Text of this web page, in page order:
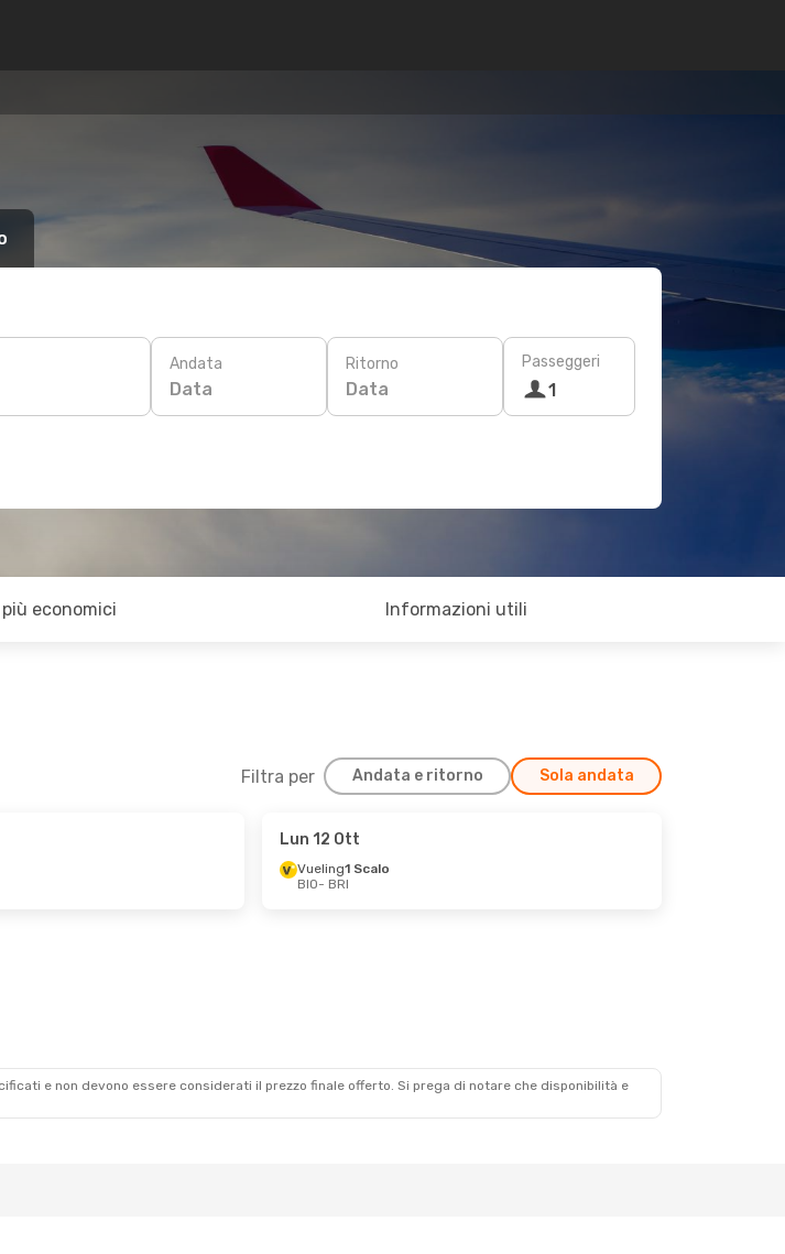
Andata
Data
Ritorno
Data
Passeggeri
1
economici Informazioni utili
Filtra per Andata e ritorno Sola andata
Lun 12 Ott
Vueling1 Scalo
BIO- BRI
e non devono essere considerati il ​​prezzo finale offerto. Si prega di notare che disponibilità e